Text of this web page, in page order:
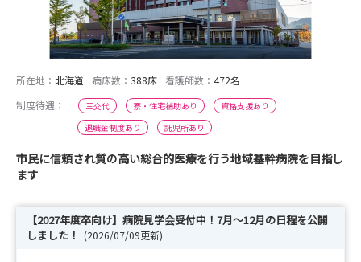
所在地： 北海道 病床数： 388床 看護師数： 472名
制度待遇：
三交代 寮・住宅補助あり
資格支援あり
退職金制度あり
託児所あり
市民に信頼され質の高い総合的医療を行う地域基幹病院を目指し
ます
【2027年度卒向け】病院見学会受付中！7月～12月の日程を公開
しました！
(2026/07/09更新)